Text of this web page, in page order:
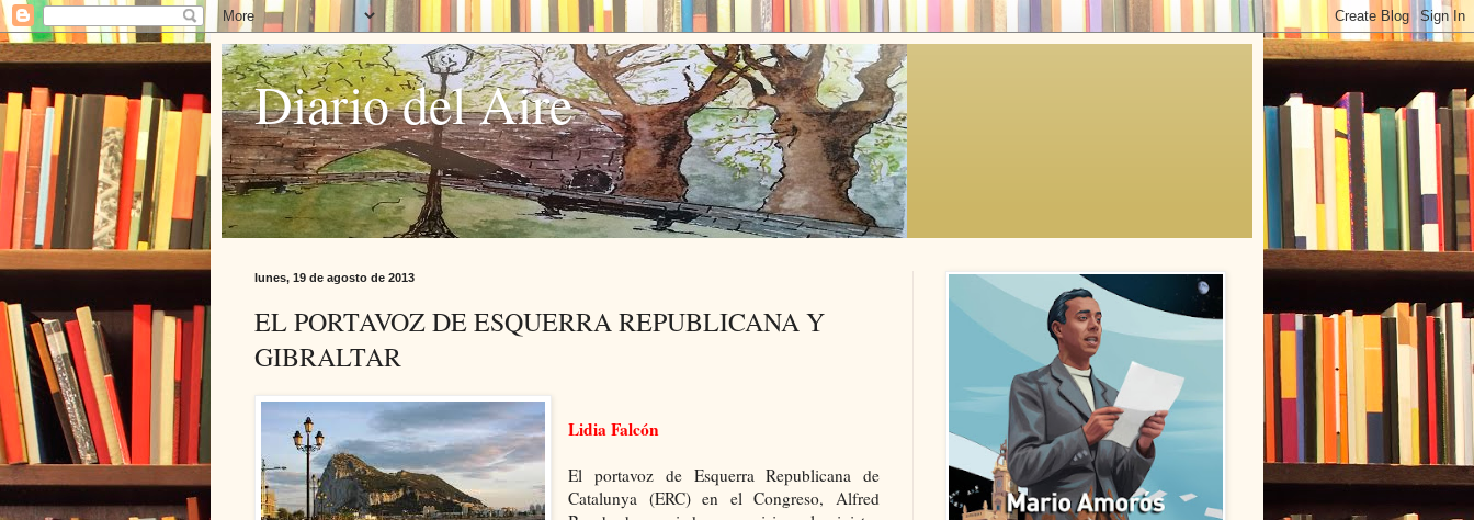
Diario del Aire
lunes, 19 de agosto de 2013
EL PORTAVOZ DE ESQUERRA REPUBLICANA Y
GIBRALTAR
Lidia Falcón
El portavoz de Esquerra Republicana de
Catalunya (ERC) en el Congreso, Alfred